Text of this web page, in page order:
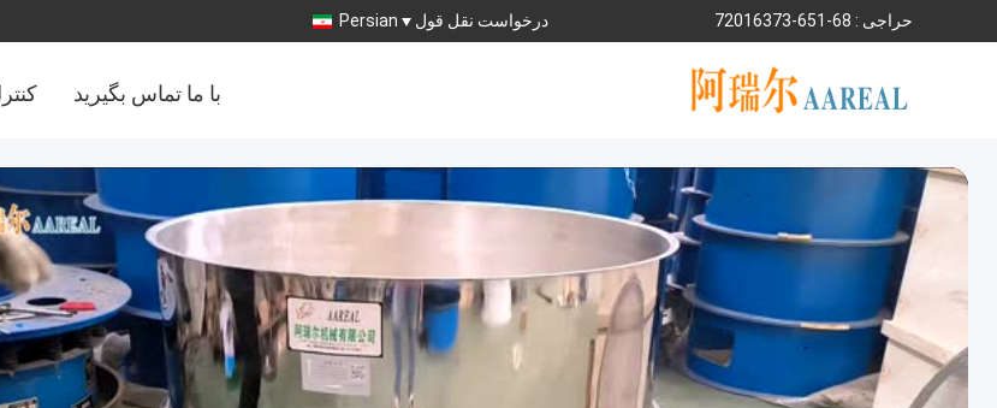
حراجی : 86-156-37361027 درخواست نقل قول Persian
با ما تماس بگیرید